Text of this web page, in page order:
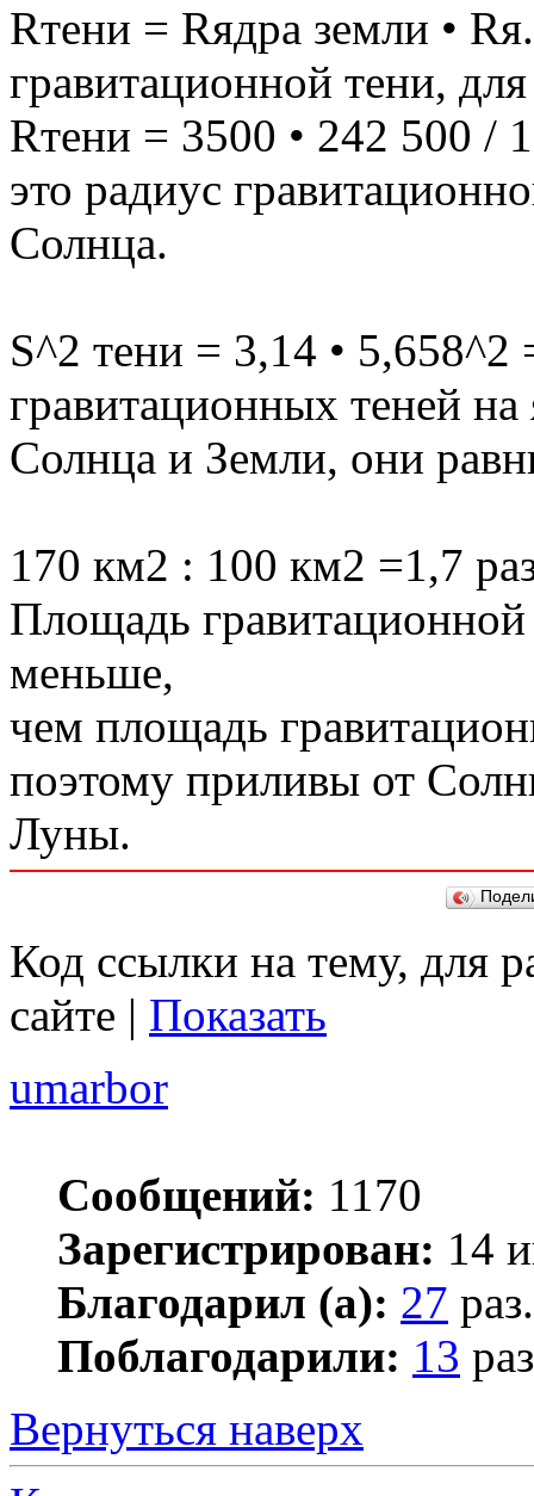
Rтени = Rядра земли •
гравитационной тени,
Rтени = 3500 • 242 500 /
это радиус
Солнца.
S^2 тени = 3,14 •
гравитационных теней на
Солнца и Земли, они
170 км2 : 100 км2 =1,7
Площадь
меньше,
чем площадь
поэтому приливы от
Луны.
Код ссылки на тему, для
сайте | Показать
umarbor
Сообщений: 1170
Зарегистрирован: 14
Благодарил (а): 27 раз.
Поблагодарили: 13
Вернуться наверх